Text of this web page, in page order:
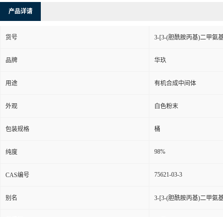
产品详请
货号 3-[3-(胆酰胺丙基)二甲氨
品牌 华玖
用途 有机合成中间体
外观 白色粉末
包装规格 桶
纯度 98%
CAS编号 75621-03-3
别名 3-[3-(胆酰胺丙基)二甲氨